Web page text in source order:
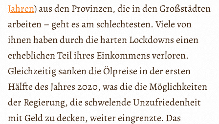
Jahren) aus den Provinzen, die in den Großstädten
arbeiten – geht es am schlechtesten. Viele von
ihnen haben durch die harten Lockdowns einen
erheblichen Teil ihres Einkommens verloren.
Gleichzeitig sanken die Ölpreise in der ersten
Hälfte des Jahres 2020, was die die Möglichkeiten
der Regierung, die schwelende Unzufriedenheit
mit Geld zu decken, weiter eingrenzte. Das